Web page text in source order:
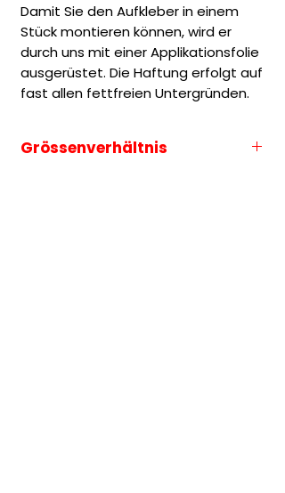
Damit Sie den Aufkleber in einem
Stück montieren können, wird er
durch uns mit einer Applikationsfolie
ausgerüstet. Die Haftung erfolgt auf
fast allen fettfreien Untergründen.
Grössenverhältnis